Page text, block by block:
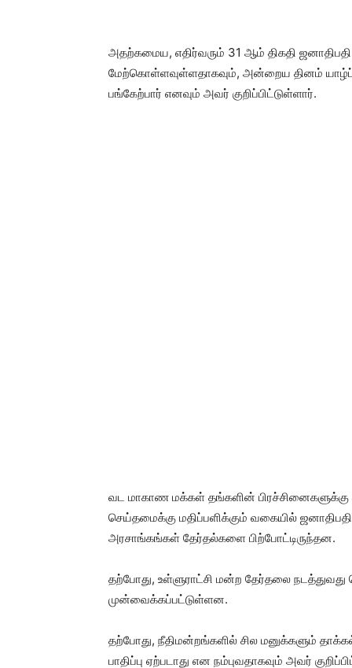
அதற்கமைய, எதிர்வரும் 31 ஆம் திகதி
மேற்கொள்ளவுள்ளதாகவும், அன்றைய தினம்
பங்கேற்பார் எனவும் அவர் குறிப்பிட்டுள்ளார்.
வட மாகாண மக்கள் தங்களின் பிரச்சினைகளுக்கு
செய்தமைக்கு மதிப்பளிக்கும் வகையில்
அரசாங்கங்கள் தேர்தல்களை பிற்போட்டிருந்தன.
தற்போது, உள்ளுராட்சி மன்ற தேர்தலை
முன்வைக்கப்பட்டுள்ளன.
தற்போது, நீதிமன்றங்களில் சில மனுக்களும்
பாதிப்பு ஏற்படாது என நம்புவதாகவும் அவர்